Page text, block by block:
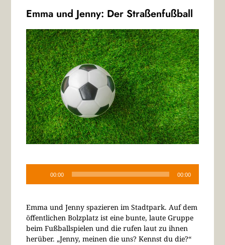
Emma und Jenny: Der Straßenfußball
Audio-
Player
00:00 00:00
Emma und Jenny spazieren im Stadtpark. Auf dem
öffentlichen Bolzplatz ist eine bunte, laute Gruppe
beim Fußballspielen und die rufen laut zu ihnen
herüber. „Jenny, meinen die uns? Kennst du die?“